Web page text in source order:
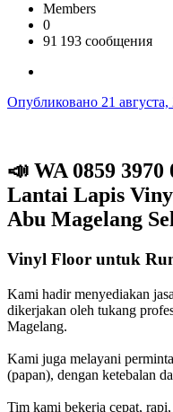
Members
0
91 193 сообщения
Опубликовано 21
📣 WA 0859 3970
Lantai Lapis
Abu Magelang
Vinyl Floor untuk
Kami hadir menyediakan
dikerjakan oleh tukang
Magelang.
Kami juga melayani
(papan), dengan ketebalan
Tim kami bekerja cepat,